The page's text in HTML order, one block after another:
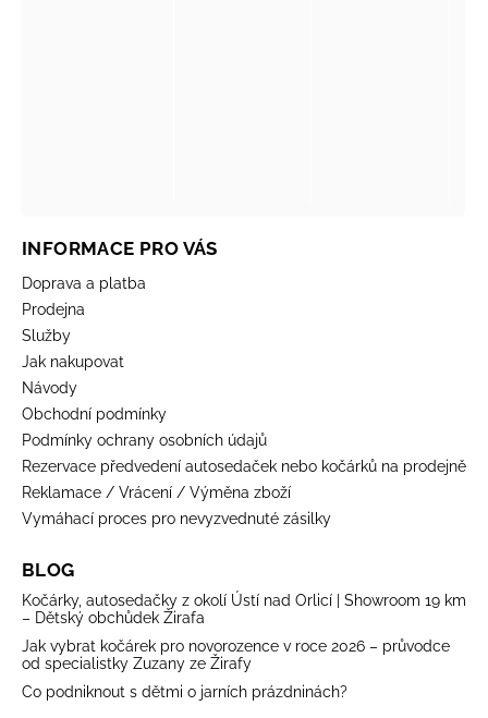
INFORMACE PRO VÁS
Doprava a platba
Prodejna
Služby
Jak nakupovat
Návody
Obchodní podmínky
Podmínky ochrany osobních údajů
Rezervace předvedení autosedaček nebo kočárků na prodejně
Reklamace / Vrácení / Výměna zboží
Vymáhací proces pro nevyzvednuté zásilky
BLOG
Kočárky, autosedačky z okolí Ústí nad Orlicí | Showroom 19 km
– Dětský obchůdek Žirafa
Jak vybrat kočárek pro novorozence v roce 2026 – průvodce
od specialistky Zuzany ze Žirafy
Co podniknout s dětmi o jarních prázdninách?